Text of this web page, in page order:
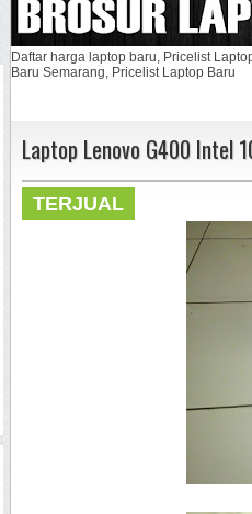
Daftar harga laptop baru, Pricelist
Baru Semarang, Pricelist Laptop Baru
Laptop Lenovo G400 Intel
TERJUAL